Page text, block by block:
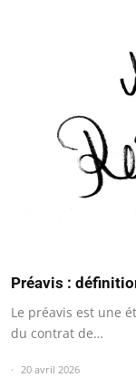
Préavis :
Le préavis est une
du contrat de…
20 avril 2026